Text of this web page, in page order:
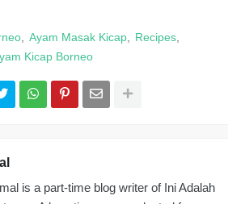
Ayam Masak Kicap
Recipes
Kicap Borneo
is a part-time blog writer of Ini Adalah